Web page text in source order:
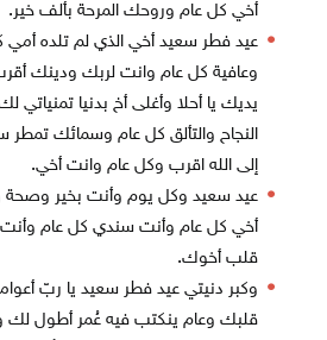
أخي كل عام وروحك المرحة بألف خير.
عيد فطر سعيد أخي الذي لم تلده
وعافية كل عام وانت لربك ودينك
يديك يا أحلا وأغلى أخ بدنيا تمنياتي
النجاح والتألق كل عام وسمائك
إلى الله اقرب وكل عام وانت أخي.
عيد سعيد وكل يوم وأنت بخير
أخي كل عام وأنت سندي كل عام وأنت
قلب أخوك.
وكبر دنيتي عيد فطر سعيد يا ربّ
قلبك وعام ينكتب فيه عُمر أطول